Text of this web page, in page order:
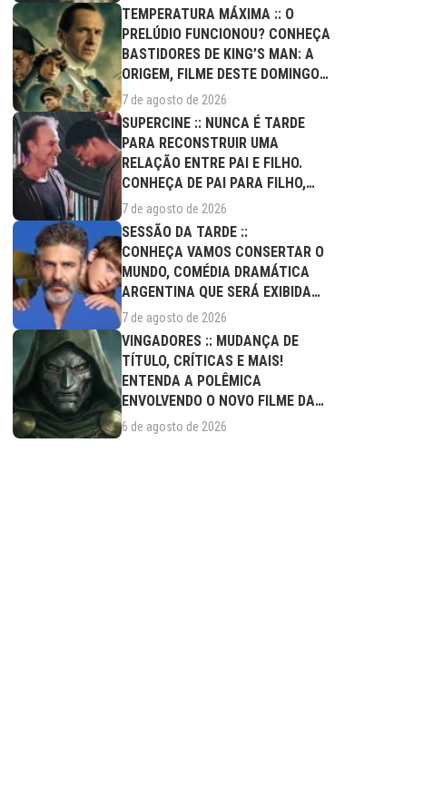
TEMPERATURA MÁXIMA :: O
PRELÚDIO FUNCIONOU? CONHEÇA
BASTIDORES DE KING’S MAN: A
ORIGEM, FILME DESTE DOMINGO
(09/08)
7 de agosto de 2026
SUPERCINE :: NUNCA É TARDE
PARA RECONSTRUIR UMA
RELAÇÃO ENTRE PAI E FILHO.
CONHEÇA DE PAI PARA FILHO,
FILME DESTE...
7 de agosto de 2026
SESSÃO DA TARDE ::
CONHEÇA VAMOS CONSERTAR O
MUNDO, COMÉDIA DRAMÁTICA
ARGENTINA QUE SERÁ EXIBIDA
NESTA SEXTA (07/08)
7 de agosto de 2026
VINGADORES :: MUDANÇA DE
TÍTULO, CRÍTICAS E MAIS!
ENTENDA A POLÊMICA
ENVOLVENDO O NOVO FILME DA
MARVEL
6 de agosto de 2026